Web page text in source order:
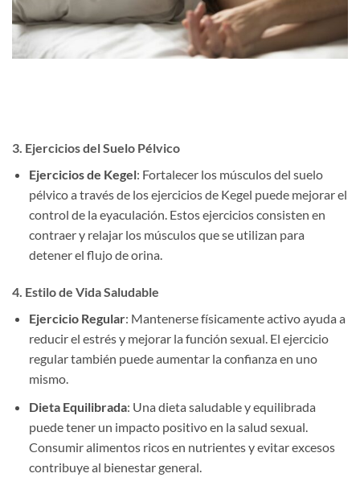
3. Ejercicios del Suelo Pélvico
Ejercicios de Kegel: Fortalecer los músculos del suelo
pélvico a través de los ejercicios de Kegel puede mejorar el
control de la eyaculación. Estos ejercicios consisten en
contraer y relajar los músculos que se utilizan para
detener el flujo de orina.
4. Estilo de Vida Saludable
Ejercicio Regular: Mantenerse físicamente activo ayuda a
reducir el estrés y mejorar la función sexual. El ejercicio
regular también puede aumentar la confianza en uno
mismo.
Dieta Equilibrada: Una dieta saludable y equilibrada
puede tener un impacto positivo en la salud sexual.
Consumir alimentos ricos en nutrientes y evitar excesos
contribuye al bienestar general.